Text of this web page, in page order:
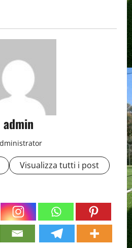
admin
Visualizza tutti i post